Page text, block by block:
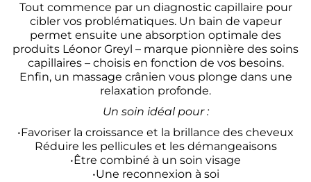
Tout commence par un diagnostic capillaire pour
cibler vos problématiques. Un bain de vapeur
permet ensuite une absorption optimale des
produits Léonor Greyl – marque pionnière des soins
capillaires – choisis en fonction de vos besoins.
Enfin, un massage crânien vous plonge dans une
relaxation profonde.
Un soin idéal pour :
•Favoriser la croissance et la brillance des cheveux
Réduire les pellicules et les démangeaisons
•Être combiné à un soin visage
•Une reconnexion à soi